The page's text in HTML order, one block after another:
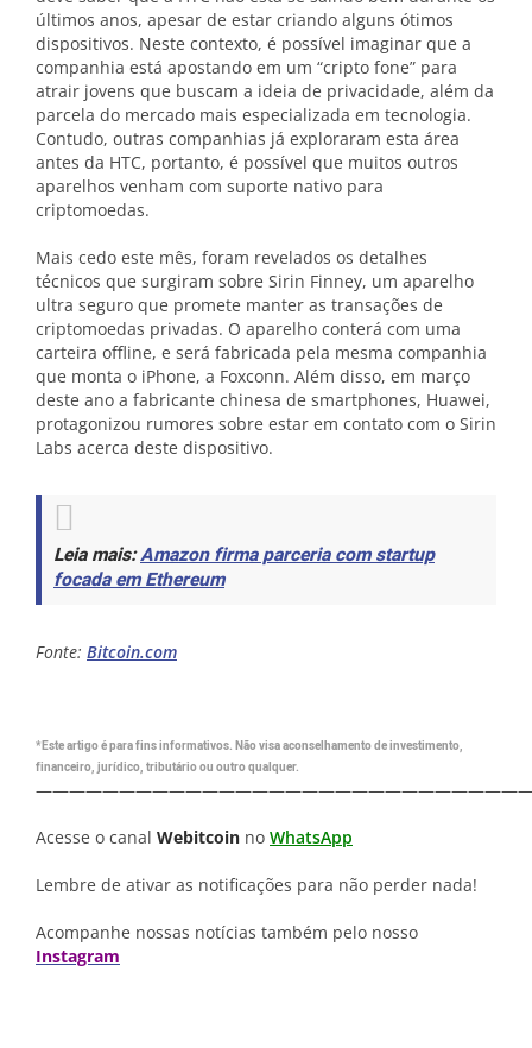
últimos anos, apesar de estar criando alguns ótimos
dispositivos. Neste contexto, é possível imaginar que a
companhia está apostando em um “cripto fone” para
atrair jovens que buscam a ideia de privacidade, além da
parcela do mercado mais especializada em tecnologia.
Contudo, outras companhias já exploraram esta área
antes da HTC, portanto, é possível que muitos outros
aparelhos venham com suporte nativo para
criptomoedas.
Mais cedo este mês, foram revelados os detalhes
técnicos que surgiram sobre Sirin Finney, um aparelho
ultra seguro que promete manter as transações de
criptomoedas privadas. O aparelho conterá com uma
carteira offline, e será fabricada pela mesma companhia
que monta o iPhone, a Foxconn. Além disso, em março
deste ano a fabricante chinesa de smartphones, Huawei,
protagonizou rumores sobre estar em contato com o Sirin
Labs acerca deste dispositivo.
Leia mais:Amazon firma parceria com startup
focada em Ethereum
Fonte: Bitcoin.com
*Este artigo é para fins informativos. Não visa aconselhamento de investimento,
financeiro, jurídico, tributário ou outro qualquer.
Acesse o canal Webitcoin no WhatsApp
Lembre de ativar as notificações para não perder nada!
Acompanhe nossas notícias também pelo nosso
Instagram